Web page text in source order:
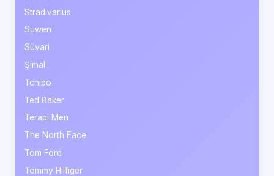
Stradivarius
Suwen
Süvari
Şimal
Tchibo
Ted Baker
Terapi Men
The North Face
Tom Ford
Tommy Hilfiger